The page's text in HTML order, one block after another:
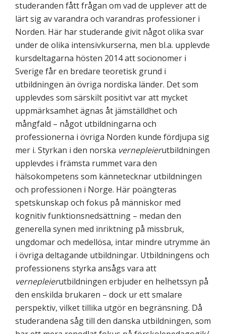
studeranden fått frågan om vad de upplever att de
lärt sig av varandra och varandras professioner i
Norden. Här har studerande givit något olika svar
under de olika intensivkurserna, men bl.a. upplevde
kursdeltagarna hösten 2014 att socionomer i
Sverige får en bredare teoretisk grund i
utbildningen än övriga nordiska länder. Det som
upplevdes som särskilt positivt var att mycket
uppmärksamhet ägnas åt jämställdhet och
mångfald – något utbildningarna och
professionerna i övriga Norden kunde fördjupa sig
mer i. Styrkan i den norska vernepleierutbildningen
upplevdes i främsta rummet vara den
hälsokompetens som kännetecknar utbildningen
och professionen i Norge. Här poängteras
spetskunskap och fokus på människor med
kognitiv funktionsnedsättning – medan den
generella synen med inriktning på missbruk,
ungdomar och medellösa, intar mindre utrymme än
i övriga deltagande utbildningar. Utbildningens och
professionens styrka ansågs vara att
vernepleierutbildningen erbjuder en helhetssyn på
den enskilda brukaren – dock ur ett smalare
perspektiv, vilket tillika utgör en begränsning. Då
studerandena såg till den danska utbildningen, som